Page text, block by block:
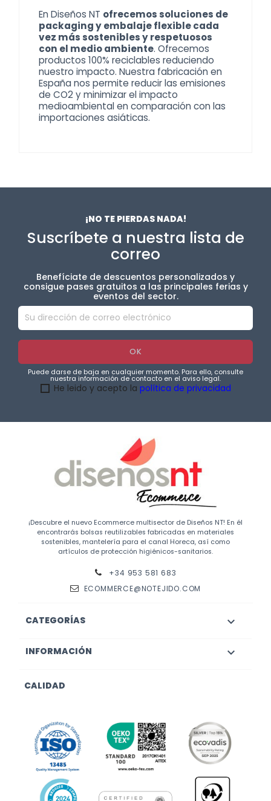
En Diseños NT ofrecemos soluciones de
packaging y embalaje flexible cada
vez más sostenibles y respetuosos
con el medio ambiente. Ofrecemos
productos 100% reciclables reduciendo
nuestro impacto. Nuestra fabricación en
España nos permite reducir las emisiones
de CO2 y minimizar el impacto
medioambiental en comparación con las
importaciones asiáticas.
¡NO TE PIERDAS NADA!
Suscríbete a nuestra lista de
correo
Benefíciate de descuentos personalizados y
consigue pases gratuitos a las principales ferias y
eventos del sector.
Puede darse de baja en cualquier momento. Para ello, consulte
nuestra información de contacto en el aviso legal.
He leido y acepto la política de privacidad
¡Descubre el nuevo Ecommerce multisector de Diseños NT! En él
encontrarás bolsas reutilizables fabricadas en materiales
sostenibles, mantelería para el canal Horeca, así como
artículos de protección higiénicos-sanitarios.
+34 953 581 683
ECOMMERCE@NOTEJIDO.COM
CATEGORÍAS 
INFORMACIÓN 
CALIDAD